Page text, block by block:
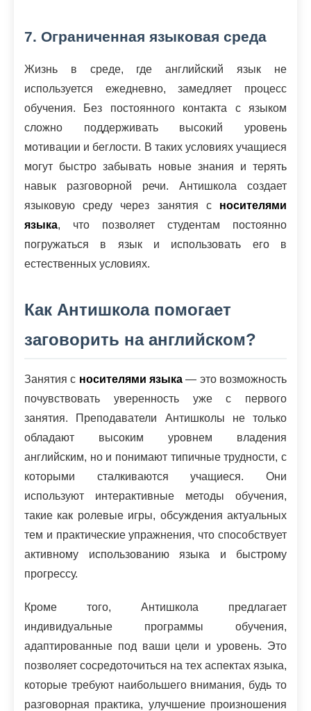
7. Ограниченная языковая среда
Жизнь в среде, где английский язык не
используется ежедневно, замедляет процесс
обучения. Без постоянного контакта с языком
сложно поддерживать высокий уровень
мотивации и беглости. В таких условиях учащиеся
могут быстро забывать новые знания и терять
навык разговорной речи. Антишкола создает
языковую среду через занятия с носителями
языка, что позволяет студентам постоянно
погружаться в язык и использовать его в
естественных условиях.
Как Антишкола помогает
заговорить на английском?
Занятия с носителями языка — это возможность
почувствовать уверенность уже с первого
занятия. Преподаватели Антишколы не только
обладают высоким уровнем владения
английским, но и понимают типичные трудности, с
которыми сталкиваются учащиеся. Они
используют интерактивные методы обучения,
такие как ролевые игры, обсуждения актуальных
тем и практические упражнения, что способствует
активному использованию языка и быстрому
прогрессу.
Кроме того, Антишкола предлагает
индивидуальные программы обучения,
адаптированные под ваши цели и уровень. Это
позволяет сосредоточиться на тех аспектах языка,
которые требуют наибольшего внимания, будь то
разговорная практика, улучшение произношения